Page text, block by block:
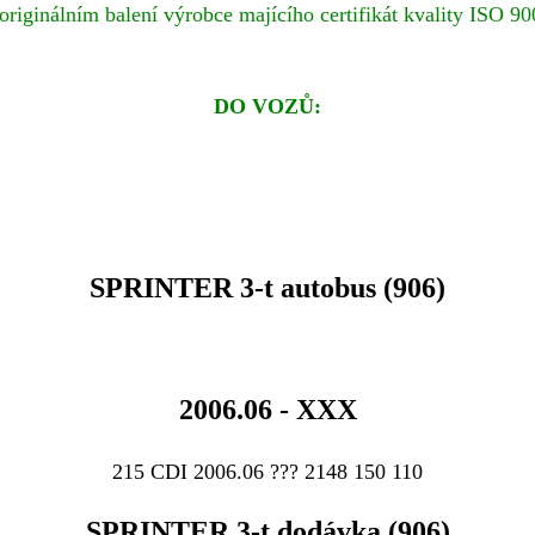
balení výrobce majícího certifikát kvality ISO
DO VOZŮ:
SPRINTER 3-t autobus (906)
2006.06 - XXX
215 CDI 2006.06 ??? 2148 150 110